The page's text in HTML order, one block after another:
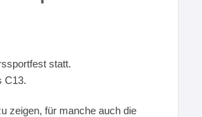
statt.
C13.
zeigen, für manche auch die